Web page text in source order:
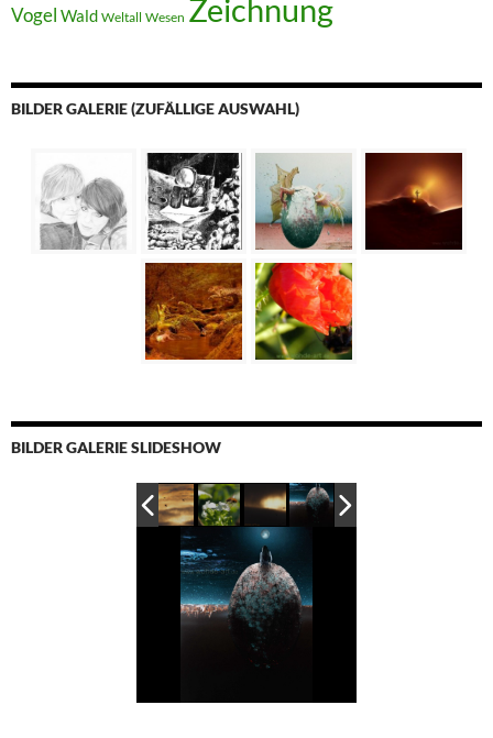
Vogel Wald Weltall Wesen Zeichnung
BILDER GALERIE (ZUFÄLLIGE AUSWAHL)
BILDER GALERIE SLIDESHOW